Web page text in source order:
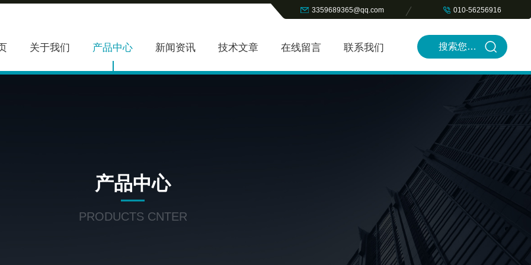
3359689365@qq.com 010-56256916
关于我们 产品中心 新闻资讯 技术文章 在线留言 联系我们
产品中心
PRODUCTS CNTER